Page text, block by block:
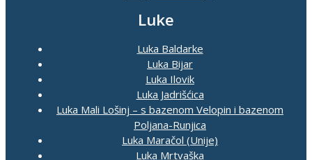
Luke
Luka Baldarke
Luka Bijar
Luka Ilovik
Luka Jadrišćica
Luka Mali Lošinj – s bazenom Velopin i bazenom
Poljana-Runjica
Luka Maračol (Unije)
Luka Mrtvaška